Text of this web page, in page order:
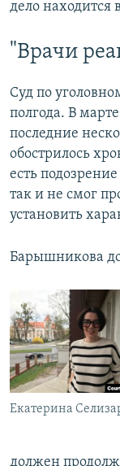
дело находится
"Врачи
Суд по
полгода. В
последние
обострилось
есть
так и не смог
установить
Барышникова
Екатерина
должен